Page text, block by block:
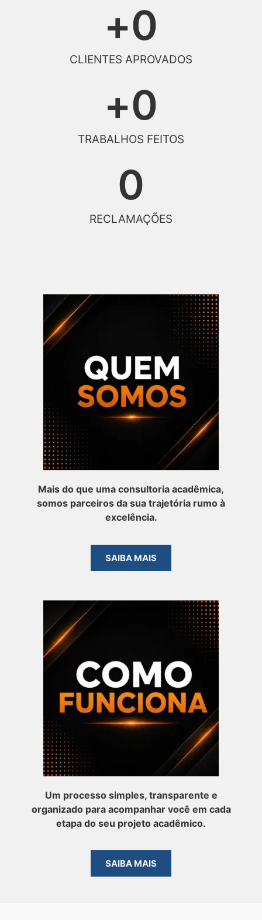
CLIENTES APROVADOS
+0
TRABALHOS FEITOS
+0
RECLAMAÇÕES
0
Mais do que uma consultoria acadêmica,
somos parceiros da sua trajetória rumo à
excelência.
SAIBA MAIS
Um processo simples, transparente e
organizado para acompanhar você em cada
etapa do seu projeto acadêmico.
SAIBA MAIS